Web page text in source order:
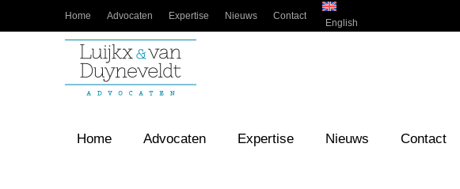
Home Advocaten Expertise Nieuws Contact
English
Home Advocaten Expertise Nieuws Contact